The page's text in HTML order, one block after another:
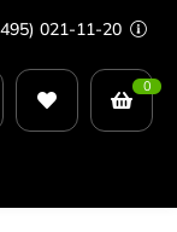
021-11-20
0